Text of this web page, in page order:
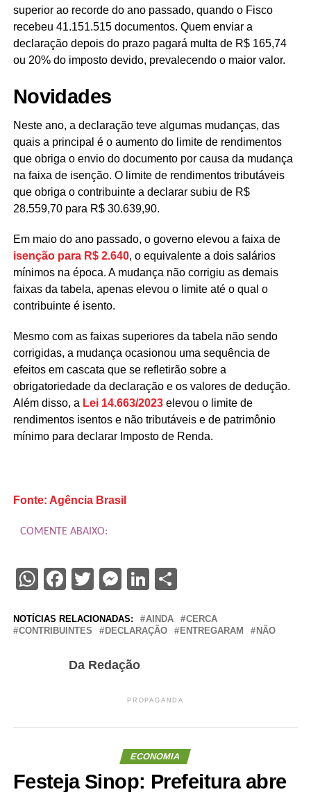
superior ao recorde do ano passado, quando o Fisco
recebeu 41.151.515 documentos. Quem enviar a
declaração depois do prazo pagará multa de R$ 165,74
ou 20% do imposto devido, prevalecendo o maior valor.
Novidades
Neste ano, a declaração teve algumas mudanças, das
quais a principal é o aumento do limite de rendimentos
que obriga o envio do documento por causa da mudança
na faixa de isenção. O limite de rendimentos tributáveis
que obriga o contribuinte a declarar subiu de R$
28.559,70 para R$ 30.639,90.
Em maio do ano passado, o governo elevou a faixa de
isenção para R$ 2.640, o equivalente a dois salários
mínimos na época. A mudança não corrigiu as demais
faixas da tabela, apenas elevou o limite até o qual o
contribuinte é isento.
Mesmo com as faixas superiores da tabela não sendo
corrigidas, a mudança ocasionou uma sequência de
efeitos em cascata que se refletirão sobre a
obrigatoriedade da declaração e os valores de dedução.
Além disso, a Lei 14.663/2023elevou o limite de
rendimentos isentos e não tributáveis e de patrimônio
mínimo para declarar Imposto de Renda.
Fonte: Agência Brasil
COMENTE ABAIXO:
WhatsApp
Facebook
Twitter
Messenger
LinkedIn
Share
NOTÍCIAS RELACIONADAS: AINDA
CERCA
CONTRIBUINTES
DECLARAÇÃO ENTREGARAM NÃO
Da Redação
PROPAGANDA
ECONOMIA
Festeja Sinop: Prefeitura abre